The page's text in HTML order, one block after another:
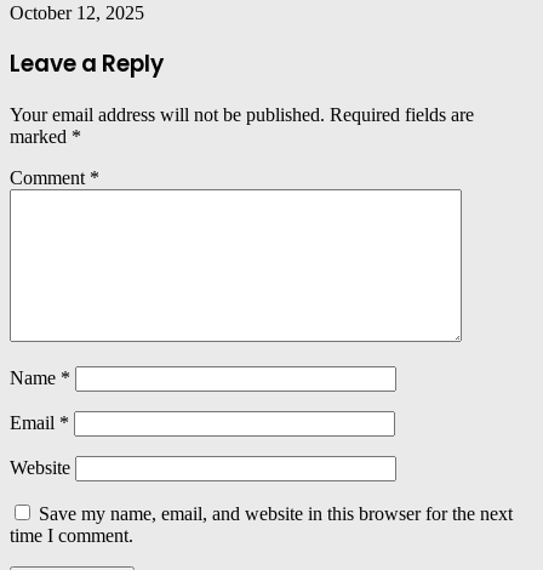
October 12, 2025
Leave a Reply
Your email address will not be published. Required fields are
marked *
Comment *
Name *
Email *
Website
Save my name, email, and website in this browser for the next
time I comment.